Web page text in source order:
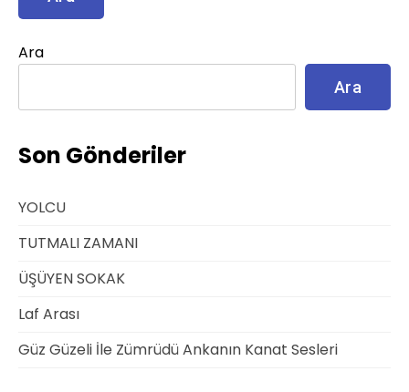
Ara
Ara
Son Gönderiler
YOLCU
TUTMALI ZAMANI
ÜŞÜYEN SOKAK
Laf Arası
Güz Güzeli İle Zümrüdü Ankanın Kanat Sesleri